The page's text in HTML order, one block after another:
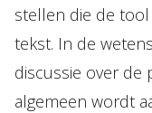
stellen die de
tekst. In de
discussie over de
algemeen wordt